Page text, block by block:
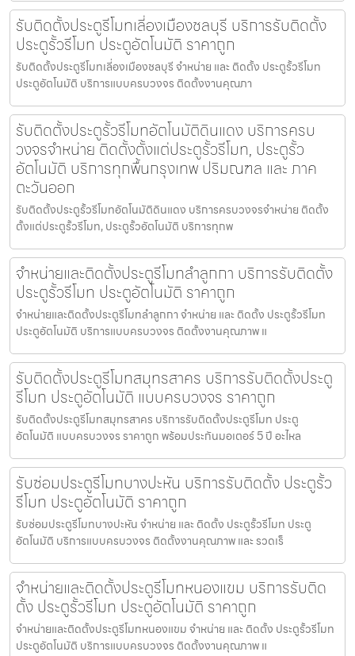
รับติดตั้งประตูรีโมทเลี่องเมืองชลบุรี บริการรับติดตั้ง
ประตูรั้วรีโมท ประตูอัตโนมัติ ราคาถูก
รับติดตั้งประตูรีโมทเลี่องเมืองชลบุรี จำหน่าย และ ติดตั้ง ประตูรั้วรีโมท
ประตูอัตโนมัติ บริการแบบครบวงจร ติดตั้งงานคุณภา
รับติดตั้งประตูรั้วรีโมทอัตโนมัติดินแดง บริการครบ
วงจรจำหน่าย ติดตั้งตั้งแต่ประตูรั้วรีโมท, ประตูรั้ว
อัตโนมัติ บริการทุกพื้นกรุงเทพ ปริมณฑล และ ภาค
ตะวันออก
รับติดตั้งประตูรั้วรีโมทอัตโนมัติดินแดง บริการครบวงจรจำหน่าย ติดตั้ง
ตั้งแต่ประตูรั้วรีโมท, ประตูรั้วอัตโนมัติ บริการทุกพ
จำหน่ายและติดตั้งประตูรีโมทลำลูกกา บริการรับติดตั้ง
ประตูรั้วรีโมท ประตูอัตโนมัติ ราคาถูก
จำหน่ายและติดตั้งประตูรีโมทลำลูกกา จำหน่าย และ ติดตั้ง ประตูรั้วรีโมท
ประตูอัตโนมัติ บริการแบบครบวงจร ติดตั้งงานคุณภาพ แ
รับติดตั้งประตูรีโมทสมุทรสาคร บริการรับติดตั้งประตู
รีโมท ประตูอัตโนมัติ แบบครบวงจร ราคาถูก
รับติดตั้งประตูรีโมทสมุทรสาคร บริการรับติดตั้งประตูรีโมท ประตู
อัตโนมัติ แบบครบวงจร ราคาถูก พร้อมประกันมอเตอร์ 5 ปี อะไหล
รับซ่อมประตูรีโมทบางปะหัน บริการรับติดตั้ง ประตูรั้ว
รีโมท ประตูอัตโนมัติ ราคาถูก
รับซ่อมประตูรีโมทบางปะหัน จำหน่าย และ ติดตั้ง ประตูรั้วรีโมท ประตู
อัตโนมัติ บริการแบบครบวงจร ติดตั้งงานคุณภาพ และ รวดเร็
จำหน่ายและติดตั้งประตูรีโมทหนองแขม บริการรับติด
ตั้ง ประตูรั้วรีโมท ประตูอัตโนมัติ ราคาถูก
จำหน่ายและติดตั้งประตูรีโมทหนองแขม จำหน่าย และ ติดตั้ง ประตูรั้วรีโมท
ประตูอัตโนมัติ บริการแบบครบวงจร ติดตั้งงานคุณภาพ แ